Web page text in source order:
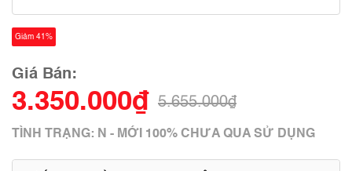
Giảm 41%
Giá Bán:
3.350.000₫ 5.655.000₫
TÌNH TRẠNG: N - MỚI 100% CHƯA QUA SỬ DỤNG